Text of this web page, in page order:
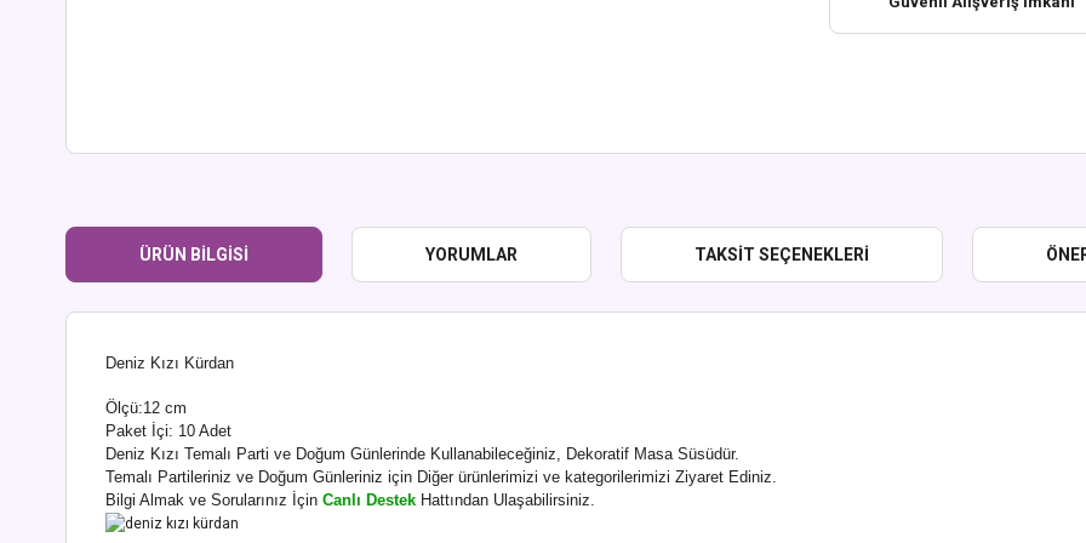
ÜRÜN BILGISI YORUMLAR TAKSIT SEÇENEKLERI
Deniz Kızı Kürdan
Ölçü:12 cm
Paket İçi: 10 Adet
Deniz Kızı Temalı Parti ve Doğum Günlerinde Kullanabileceğiniz, Dekoratif Masa Süsüdür.
Temalı Partileriniz ve Doğum Günleriniz için Diğer ürünlerimizi ve kategorilerimizi Ziyaret Ediniz.
Bilgi Almak ve Sorularınız İçin Canlı Destek Hattından Ulaşabilirsiniz.